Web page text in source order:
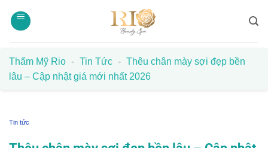
qua
Thẩm Mỹ Rio - Tin Tức - Thêu chân mày sợi đẹp bền
lâu – Cập nhật giá mới nhất 2026
Tin tức